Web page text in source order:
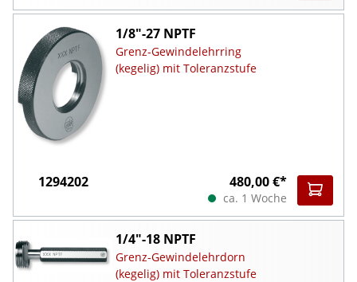
1/8"-27 NPTF
Grenz-Gewindelehrring
(kegelig) mit Toleranzstufe
1294202 480,00 €*
ca. 1 Woche
1/4"-18 NPTF
Grenz-Gewindelehrdorn
(kegelig) mit Toleranzstufe